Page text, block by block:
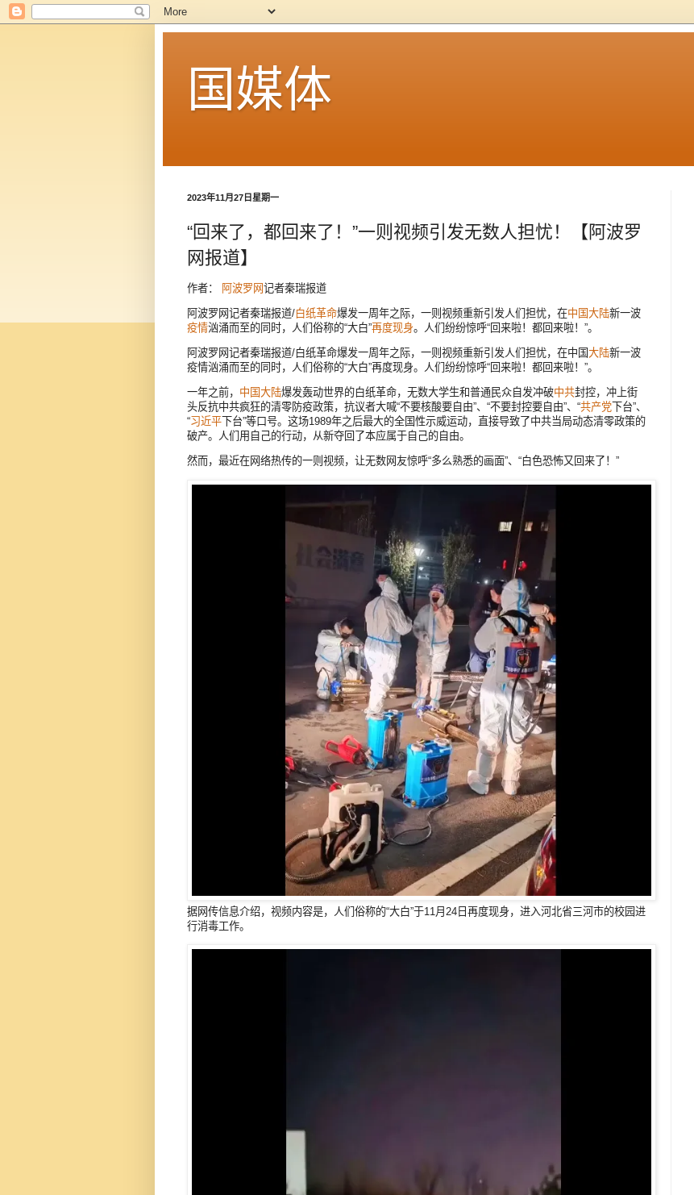
国媒体
2023年11月27日星期一
“回来了，都回来了！”一则视频引发无数人担忧！【阿波罗
网报道】
作者： 阿波罗网记者秦瑞报道
阿波罗网记者秦瑞报道/白纸革命爆发一周年之际，一则视频重新引发人们担忧，在中国大陆新一波
疫情汹涌而至的同时，人们俗称的“大白”再度现身。人们纷纷惊呼“回来啦！都回来啦！”。
阿波罗网记者秦瑞报道/白纸革命爆发一周年之际，一则视频重新引发人们担忧，在中国大陆新一波
疫情汹涌而至的同时，人们俗称的“大白”再度现身。人们纷纷惊呼“回来啦！都回来啦！”。
一年之前， 中国大陆爆发轰动世界的白纸革命，无数大学生和普通民众自发冲破中共封控，冲上街
头反抗中共疯狂的清零防疫政策，抗议者大喊“不要核酸要自由”、“不要封控要自由”、“共产党 下台”、
“习近平 下台”等口号。这场1989年之后最大的全国性示威运动，直接导致了中共当局动态清零政策的
破产。人们用自己的行动，从新夺回了本应属于自己的自由。
然而，最近在网络热传的一则视频，让无数网友惊呼“多么熟悉的画面”、“白色恐怖又回来了！”
据网传信息介绍，视频内容是，人们俗称的“大白”于11月24日再度现身，进入河北省三河市的校园进
行消毒工作。